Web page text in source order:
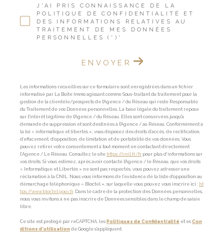
J'AI PRIS CONNAISSANCE DE LA
POLITIQUE DE CONFIDENTIALITÉ ET
DES INFORMATIONS RELATIVES AU
TRAITEMENT DE MES DONNÉES
PERSONNELLES (*)*
ENVOYER
Les informations recueillies sur ce formulaire sont enregistrées dans un fichier
informatisé par La Boite Immo agissant comme Sous-traitant du traitement pour la
gestion de la clientèle/prospects de l'Agence / du Réseau qui reste Responsable
du Traitement de vos Données personnelles. La base légale du traitement repose
sur l'intérêt légitime de l'Agence / du Réseau. Elles sont conservées jusqu'à
demande de suppression et sont destinées à l'Agence / au Réseau. Conformément à
la loi « informatique et libertés », vous disposez des droits d’accès, de rectification,
d’effacement, d’opposition, de limitation et de portabilité de vos données. Vous
pouvez retirer votre consentement à tout moment en contactant directement
l’Agence / Le Réseau. Consultez le site https://cnil.fr/fr pour plus d’informations sur
vos droits. Si vous estimez, après avoir contacté l'Agence / le Réseau, que vos droits
« Informatique et Libertés » ne sont pas respectés, vous pouvez adresser une
réclamation à la CNIL. Nous vous informons de l’existence de la liste d'opposition au
démarchage téléphonique « Bloctel », sur laquelle vous pouvez vous inscrire ici : ht
tps://www.bloctel.gouv.fr. Dans le cadre de la protection des Données personnelles,
nous vous invitons à ne pas inscrire de Données sensibles dans le champ de saisie
libre.
Ce site est protégé par reCAPTCHA, les Politiques de Confidentialité et es Con
ditions d'utilisation de Google s'appliquent.